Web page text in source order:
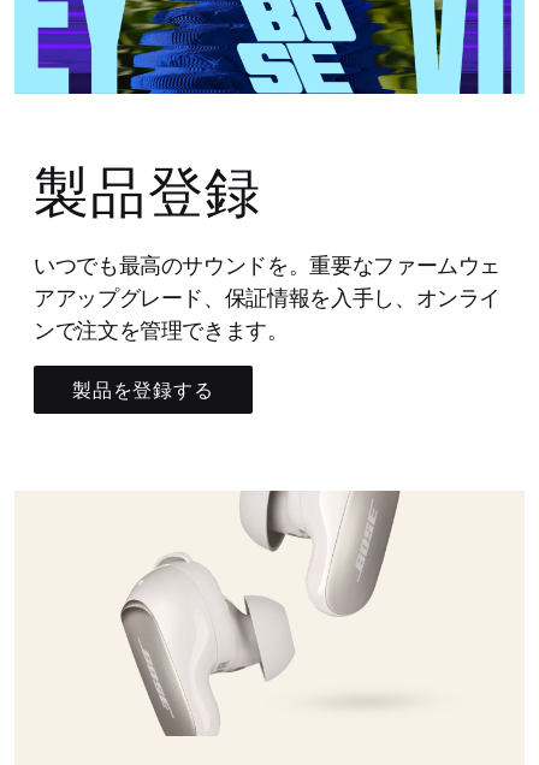
製品登録
いつでも最高のサウンドを。重要なファームウェ
アアップグレード、保証情報を入手し、オンライ
ンで注文を管理できます。
製品を登録する